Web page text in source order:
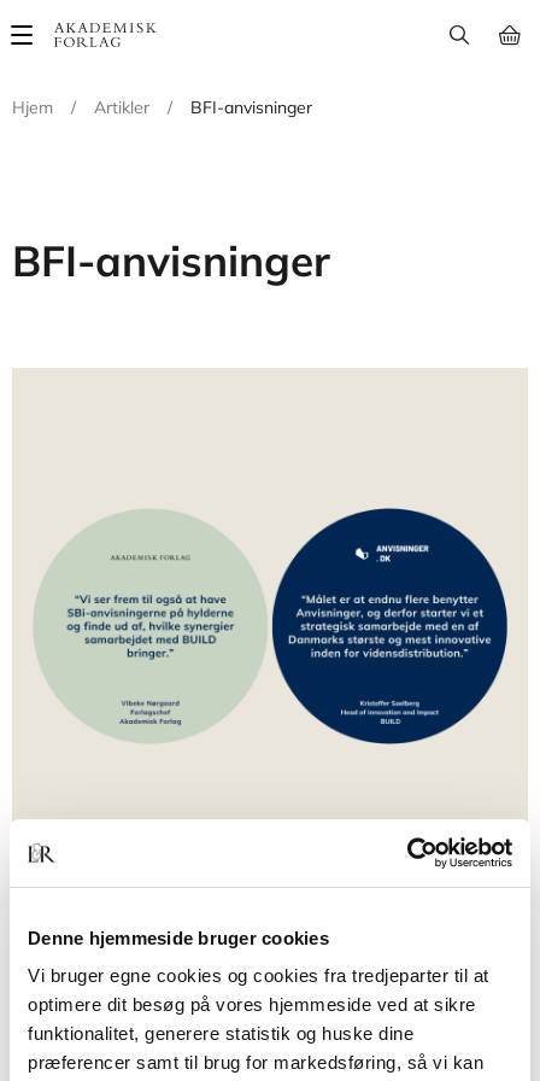
Denne hjemmeside bruger cookies
Vi bruger egne cookies og cookies fra tredjeparter til at
optimere dit besøg på vores hjemmeside ved at sikre
funktionalitet, generere statistik og huske dine
præferencer samt til brug for markedsføring, så vi kan
Main
Hjem
/ Artikler / BFI-anvisninger
BFI-anvisninger
Dansk byggeri skal have højere
kvalitet
BFI-ANVISNINGER
FORLAG
TEKNIK OG NATURVIDENSKAB